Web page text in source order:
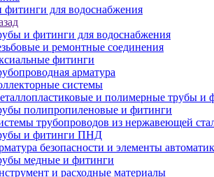
фитинги для водоснабжения
и фитинги для водоснабжения
и ремонтные соединения
фитинги
арматура
системы
и полимерные трубы и
полипропиленовые и фитинги
трубопроводов из нержавеющей
и фитинги ПНД
безопасности и элементы
медные и фитинги
и расходные материалы